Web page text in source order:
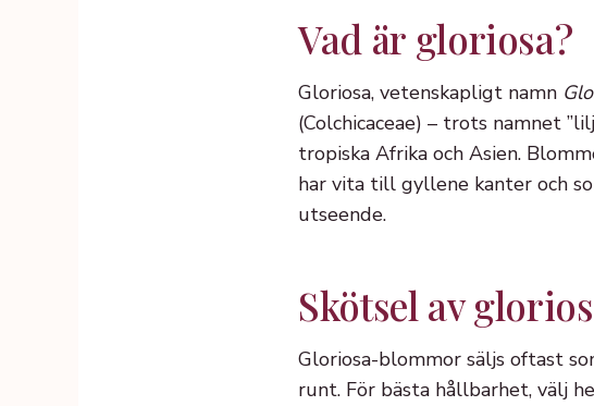
Vad är gloriosa?
Gloriosa, vetenskapligt namn
(Colchicaceae) – trots namnet
tropiska Afrika och Asien.
har vita till gyllene kanter och
utseende.
Skötsel av
Gloriosa-blommor säljs oftast
runt. För bästa hållbarhet, välj